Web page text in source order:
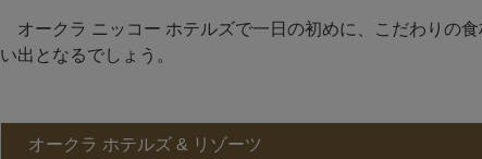
オークラ ニッコー ホテルズで一日の初めに、こだわりの
い出となるでしょう。
オークラ ホテルズ & リゾーツ